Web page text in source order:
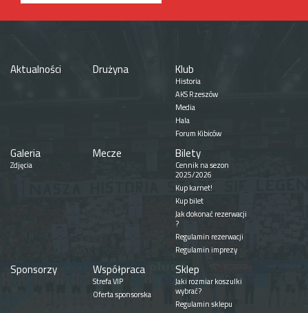
Aktualności Drużyna Klub
Historia
AKS Rzeszów
Media
Hala
Forum Kibiców
Galeria
Zdjęcia
Mecze Bilety
Cennik na sezon
2025/2026
Kup karnet!
Kup bilet
Jak dokonać rezerwacji
?
Regulamin rezerwacji
Regulamin imprezy
Sponsorzy Współpraca
Strefa VIP
Oferta sponsorska
Sklep
Jaki rozmiar koszulki
wybrać?
Regulamin sklepu